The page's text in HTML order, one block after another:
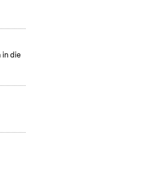
in die